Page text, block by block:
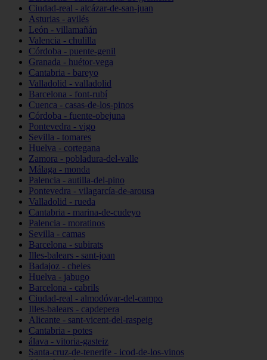
Ciudad-real - alcázar-de-san-juan
Asturias - avilés
León - villamañán
Valencia - chulilla
Córdoba - puente-genil
Granada - huétor-vega
Cantabria - bareyo
Valladolid - valladolid
Barcelona - font-rubí
Cuenca - casas-de-los-pinos
Córdoba - fuente-obejuna
Pontevedra - vigo
Sevilla - tomares
Huelva - cortegana
Zamora - pobladura-del-valle
Málaga - monda
Palencia - autilla-del-pino
Pontevedra - vilagarcía-de-arousa
Valladolid - rueda
Cantabria - marina-de-cudeyo
Palencia - moratinos
Sevilla - camas
Barcelona - subirats
Illes-balears - sant-joan
Badajoz - cheles
Huelva - jabugo
Barcelona - cabrils
Ciudad-real - almodóvar-del-campo
Illes-balears - capdepera
Alicante - sant-vicent-del-raspeig
Cantabria - potes
álava - vitoria-gasteiz
Santa-cruz-de-tenerife - icod-de-los-vinos